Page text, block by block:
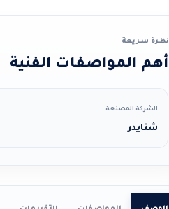
نظرة سريعة
أهم المواصفات الفنية
الشركة المصنعة
شنايدر